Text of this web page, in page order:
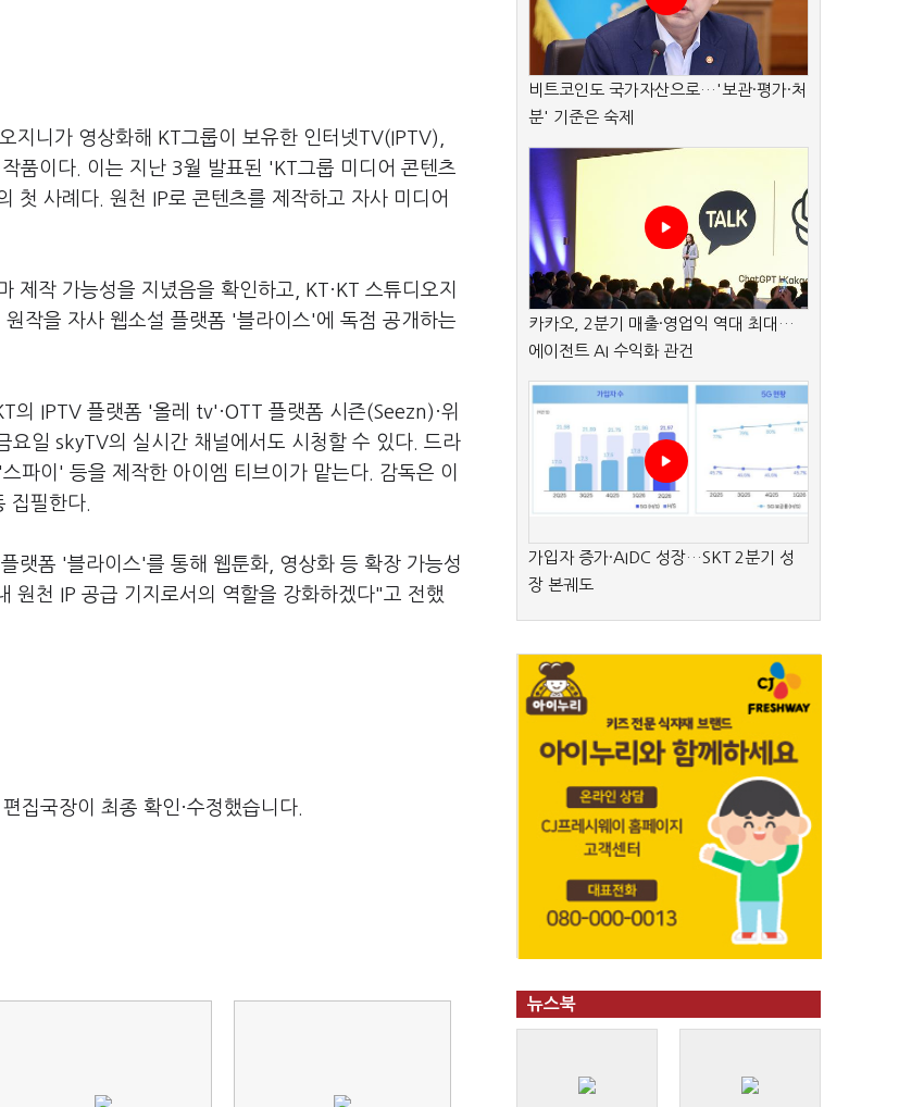
지니가 영상화해 KT그룹이 보유한 인터넷TV(IPTV),
품이다. 이는 지난 3월 발표된 'KT그룹 미디어 콘텐츠
첫 사례다. 원천 IP로 콘텐츠를 제작하고 자사 미디어
작 가능성을 지녔음을 확인하고, KT·KT 스튜디오지
작을 자사 웹소설 플랫폼 '블라이스'에 독점 공개하는
IPTV 플랫폼 '올레 tv'·OTT 플랫폼 시즌(Seezn)·위
일 skyTV의 실시간 채널에서도 시청할 수 있다. 드라
파이' 등을 제작한 아이엠 티브이가 맡는다. 감독은 이
집필한다.
랫폼 '블라이스'를 통해 웹툰화, 영상화 등 확장 가능성
원천 IP 공급 기지로서의 역할을 강화하겠다"고 전했
집국장이 최종 확인·수정했습니다.
비트코인도 국가자산으로…'보관·평가·처
분' 기준은 숙제
카카오, 2분기 매출·영업익 역대 최대…
에이전트 AI 수익화 관건
가입자 증가·AIDC 성장…SKT 2분기 성
장 본궤도
뉴스북